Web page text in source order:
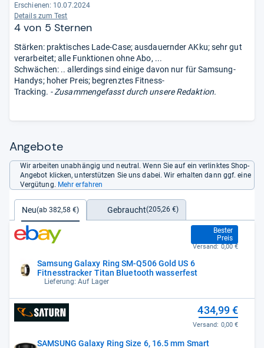
Erschienen: 10.07.2024
Details zum Test
4 von 5 Sternen
Stärken: praktisches Lade-Case; ausdauernder AKku; sehr gut
verarbeitet; alle Funktionen ohne Abo, ...
Schwächen: .. allerdings sind einige davon nur für Samsung-
Handys; hoher Preis; begrenztes Fitness-
Tracking. - Zusammengefasst durch unsere Redaktion.
Angebote
Wir arbeiten unabhängig und neutral. Wenn Sie auf ein verlinktes Shop-
Angebot klicken, unterstützen Sie uns dabei. Wir erhalten dann ggf. eine
Vergütung. Mehr erfahren
Neu(ab 382,58 €) Gebraucht(205,26 €)
Samsung Galaxy Ring SM-Q506 Gold US 6
Fitnesstracker Titan Bluetooth wasserfest
Lieferung: Auf Lager
Bester
Preis
382,58 €
Versand: 0,00 €
SAMSUNG Galaxy Ring Size 6, 16.5 mm Smart
434,99 €
Versand: 0,00 €